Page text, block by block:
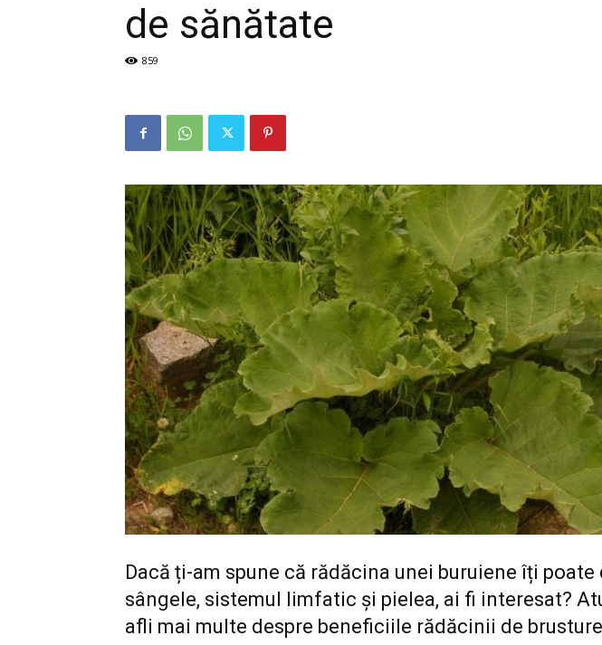
de sănătate
859
Dacă ți-am spune că rădăcina unei buruiene îți
sângele, sistemul limfatic și pielea, ai fi interesat?
afli mai multe despre beneficiile rădăcinii de